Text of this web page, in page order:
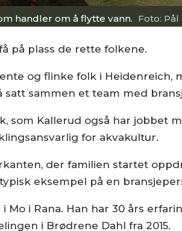
handler om å flytte vann. Foto:
på plass de rette folkene.
og flinke folk i Heidenreich,
satt sammen et team med
som Kallerud også har jobbet
for akvakultur.
der familien startet
eksempel på en
Mo i Rana. Han har 30 års
i Brødrene Dahl fra 2015.